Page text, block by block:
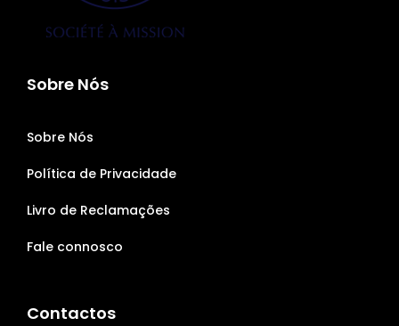
Sobre Nós
Sobre Nós
Política de Privacidade
Livro de Reclamações
Fale connosco
Contactos